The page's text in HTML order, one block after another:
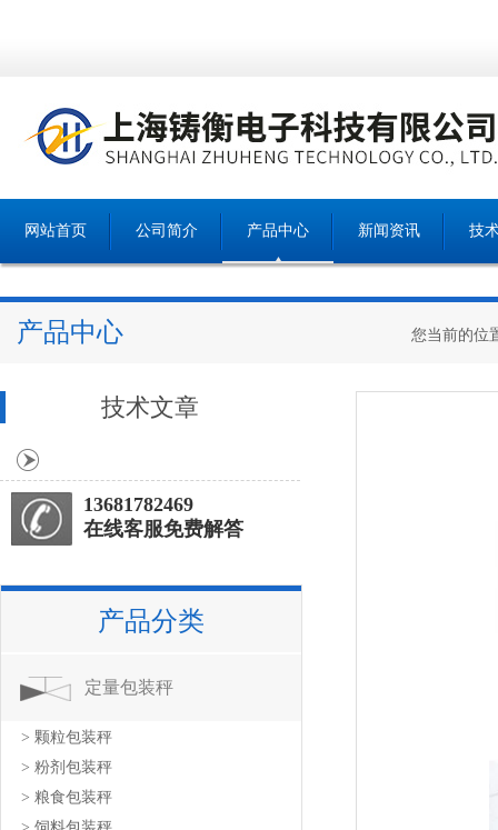
网站首页 公司简介 产品中心 新闻资讯 技
产品中心 您当前的位
技术文章
13681782469
在线客服免费解答
产品分类
定量包装秤
> 颗粒包装秤
> 粉剂包装秤
> 粮食包装秤